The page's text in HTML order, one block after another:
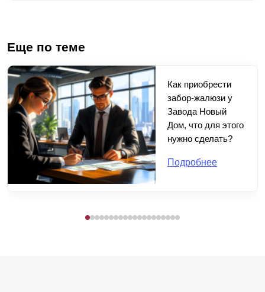
Еще по теме
Как приобрести
забор-жалюзи у
Завода Новый
Дом, что для этого
нужно сделать?
Подробнее